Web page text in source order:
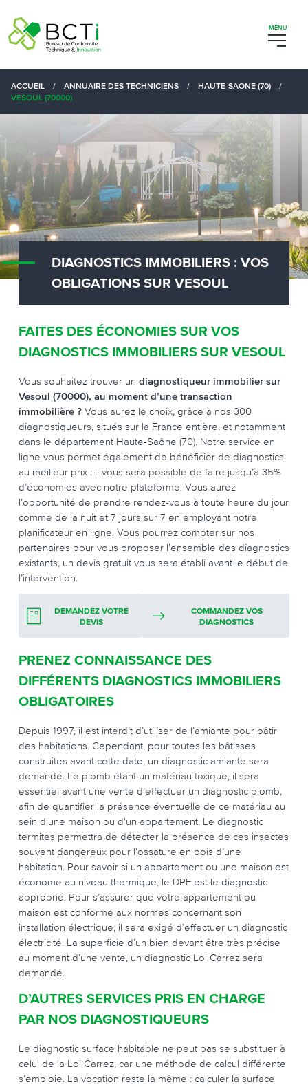
ACCUEIL / ANNUAIRE DES TECHNICIENS / HAUTE-SAONE (70)
/
VESOUL (70000)
DIAGNOSTICS IMMOBILIERS : VOS
OBLIGATIONS SUR VESOUL
FAITES DES ÉCONOMIES SUR VOS
DIAGNOSTICS IMMOBILIERS SUR VESOUL
Vous souhaitez trouver un diagnostiqueur immobilier sur
Vesoul (70000), au moment d’une transaction
immobilière ? Vous aurez le choix, grâce à nos 300
diagnostiqueurs, situés sur la France entière, et notamment
dans le département Haute-Saône (70). Notre service en
ligne vous permet également de bénéficier de diagnostics
au meilleur prix : il vous sera possible de faire jusqu’à 35%
d’économies avec notre plateforme. Vous aurez
l’opportunité de prendre rendez-vous à toute heure du jour
comme de la nuit et 7 jours sur 7 en employant notre
planificateur en ligne. Vous pourrez compter sur nos
partenaires pour vous proposer l’ensemble des diagnostics
existants, un devis gratuit vous sera établi avant le début de
l’intervention.
DEMANDEZ VOTRE
DEVIS
COMMANDEZ VOS
DIAGNOSTICS
PRENEZ CONNAISSANCE DES
DIFFÉRENTS DIAGNOSTICS IMMOBILIERS
OBLIGATOIRES
Depuis 1997, il est interdit d’utiliser de l’amiante pour bâtir
des habitations. Cependant, pour toutes les bâtisses
construites avant cette date, un diagnostic amiante sera
demandé. Le plomb étant un matériau toxique, il sera
essentiel avant une vente d’effectuer un diagnostic plomb,
afin de quantifier la présence éventuelle de ce matériau au
sein d'une maison ou d'un appartement. Le diagnostic
termites permettra de détecter la présence de ces insectes
souvent dangereux pour l’ossature en bois d’une
habitation. Pour savoir si un appartement ou une maison est
économe au niveau thermique, le DPE est le diagnostic
approprié. Pour s’assurer que votre appartement ou
maison est conforme aux normes concernant son
installation électrique, il sera exigé d’effectuer un diagnostic
électricité. La superficie d’un bien devant être très précise
au moment d’une vente, un diagnostic Loi Carrez sera
demandé.
D’AUTRES SERVICES PRIS EN CHARGE
PAR NOS DIAGNOSTIQUEURS
Le diagnostic surface habitable ne peut pas se substituer à
celui de la Loi Carrez, car une méthode de calcul différente
s’emploie. La vocation reste la même : calculer la surface